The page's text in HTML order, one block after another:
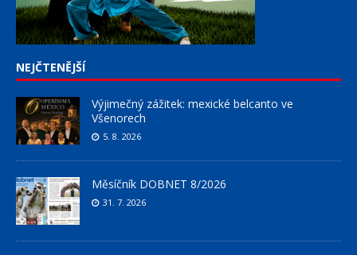
NEJČTENĚJŠÍ
Výjimečný zážitek: mexické belcanto ve
Všenorech
5. 8. 2026
Měsíčník DOBNET 8/2026
31. 7. 2026